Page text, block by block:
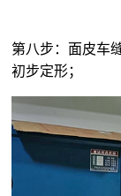
第八步：面皮车
初步定形；